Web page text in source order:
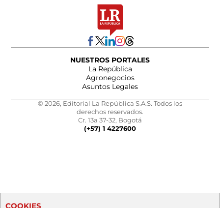
NUESTROS PORTALES
La República
Agronegocios
Asuntos Legales
© 2026, Editorial La República S.A.S. Todos los
derechos reservados.
Cr. 13a 37-32, Bogotá
(+57) 1 4227600
COOKIES